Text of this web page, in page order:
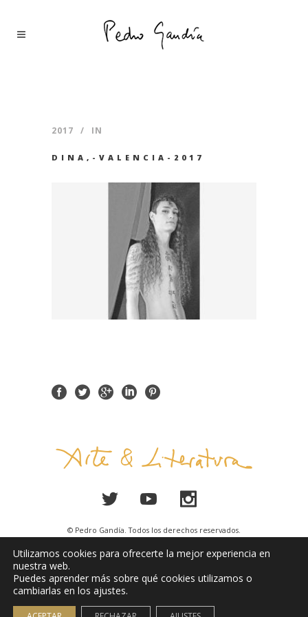
2017 IN
DINA,-VALENCIA-2017
© Pedro Gandía. Todos los derechos reservados.
Aviso Legal
Utilizamos cookies para ofrecerte la mejor experiencia en
nuestra web.
Puedes aprender más sobre qué cookies utilizamos o
cambiarlas en los ajustes.